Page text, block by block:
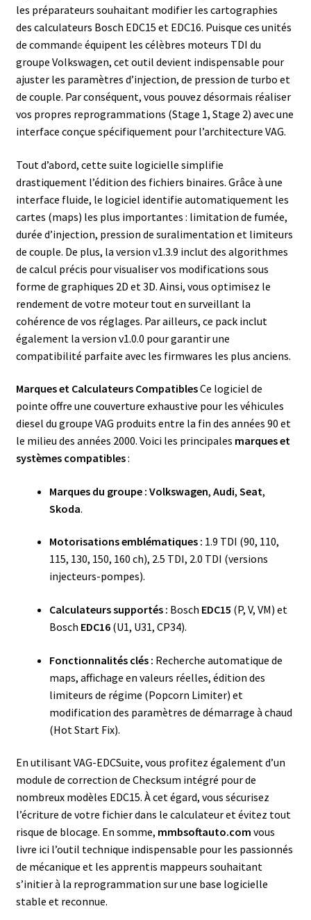
les préparateurs souhaitant modifier les cartographies
des calculateurs Bosch EDC15 et EDC16. Puisque ces unités
de commande équipent les célèbres moteurs TDI du
groupe Volkswagen, cet outil devient indispensable pour
ajuster les paramètres d’injection, de pression de turbo et
de couple. Par conséquent, vous pouvez désormais réaliser
vos propres reprogrammations (Stage 1, Stage 2) avec une
interface conçue spécifiquement pour l’architecture VAG.
Tout d’abord, cette suite logicielle simplifie
drastiquement l’édition des fichiers binaires. Grâce à une
interface fluide, le logiciel identifie automatiquement les
cartes (maps) les plus importantes : limitation de fumée,
durée d’injection, pression de suralimentation et limiteurs
de couple. De plus, la version v1.3.9 inclut des algorithmes
de calcul précis pour visualiser vos modifications sous
forme de graphiques 2D et 3D. Ainsi, vous optimisez le
rendement de votre moteur tout en surveillant la
cohérence de vos réglages. Par ailleurs, ce pack inclut
également la version v1.0.0 pour garantir une
compatibilité parfaite avec les firmwares les plus anciens.
Marques et Calculateurs CompatiblesCe logiciel de
pointe offre une couverture exhaustive pour les véhicules
diesel du groupe VAG produits entre la fin des années 90 et
le milieu des années 2000. Voici les principales marques et
systèmes compatibles:
Marques du groupe : Volkswagen, Audi, Seat,
Skoda.
Motorisations emblématiques : 1.9 TDI (90, 110,
115, 130, 150, 160 ch), 2.5 TDI, 2.0 TDI (versions
injecteurs-pompes).
Calculateurs supportés : Bosch EDC15 (P, V, VM) et
Bosch EDC16(U1, U31, CP34).
Fonctionnalités clés : Recherche automatique de
maps, affichage en valeurs réelles, édition des
limiteurs de régime (Popcorn Limiter) et
modification des paramètres de démarrage à chaud
(Hot Start Fix).
En utilisant VAG-EDCSuite, vous profitez également d’un
module de correction de Checksum intégré pour de
nombreux modèles EDC15. À cet égard, vous sécurisez
l’écriture de votre fichier dans le calculateur et évitez tout
risque de blocage. En somme, mmbsoftauto.com vous
livre ici l’outil technique indispensable pour les passionnés
de mécanique et les apprentis mappeurs souhaitant
s’initier à la reprogrammation sur une base logicielle
stable et reconnue.